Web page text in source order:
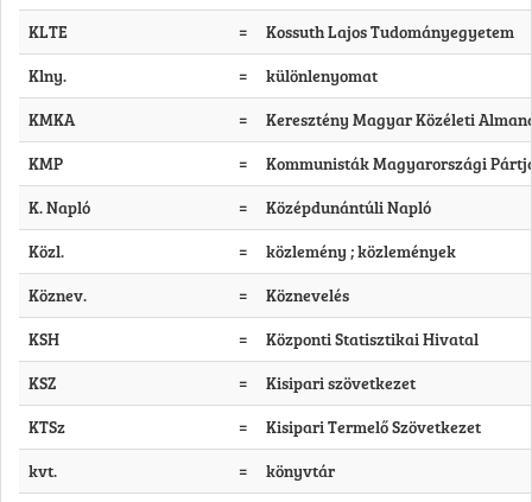
KLTE
=
Kossuth Lajos Tudományegyetem
Klny.
=
különlenyomat
KMKA
=
Keresztény Magyar Közéleti
KMP
=
Kommunisták Magyarországi
K. Napló
=
Középdunántúli Napló
Közl.
=
közlemény ; közlemények
Köznev.
=
Köznevelés
KSH
=
Központi Statisztikai Hivatal
KSZ
=
Kisipari szövetkezet
KTSz
=
Kisipari Termelő Szövetkezet
kvt.
=
könyvtár